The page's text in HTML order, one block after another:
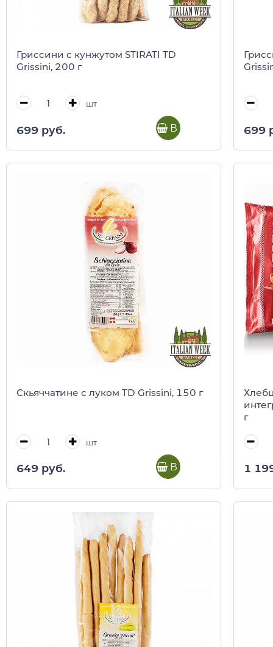
Гриссини с кунжутом STIRATI TD
Grissini, 200 г
шт
699 руб. В корзину 699
Скьяччатине с луком TD Grissini, 150 г
шт
649 руб. В корзину
г
1